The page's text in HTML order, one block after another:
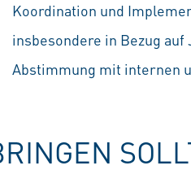
Koordination und
insbesondere in Bezug auf
Abstimmung mit internen